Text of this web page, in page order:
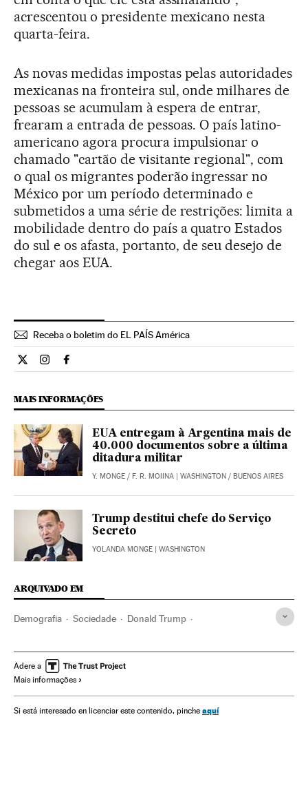
acrescentou o presidente mexicano nesta
quarta-feira.
As novas medidas impostas pelas autoridades
mexicanas na fronteira sul, onde milhares de
pessoas se acumulam à espera de entrar,
frearam a entrada de pessoas. O país latino-
americano agora procura impulsionar o
chamado "cartão de visitante regional", com
o qual os migrantes poderão ingressar no
México por um período determinado e
submetidos a uma série de restrições: limita a
mobilidade dentro do país a quatro Estados
do sul e os afasta, portanto, de seu desejo de
chegar aos EUA.
Receba o boletim do EL PAÍS América
Internacional El País Brasil en Twitter
Internacional El País Brasil en Instagram
Internacional El País Brasil en Facebook
MAIS INFORMAÇÕES
EUA entregam à Argentina mais de
40.000 documentos sobre a última
ditadura militar
Y. MONGE / F. R. MOIINA | WASHINGTON / BUENOS AIRES
Trump destitui chefe do Serviço
Secreto
YOLANDA MONGE | WASHINGTON
ARQUIVADO EM
Demografia Sociedade Donald Trump
América do Norte Imigração
Adere a
Mais informações
Si está interesado en licenciar este contenido, pinche aquí